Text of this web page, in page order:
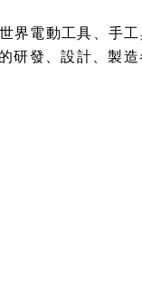
電動工具、手
發、設計、製